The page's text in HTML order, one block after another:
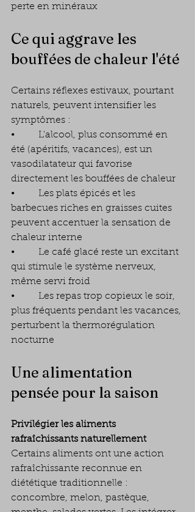
perte en minéraux
Ce qui aggrave les
bouffées de chaleur l'été
Certains réflexes estivaux, pourtant
naturels, peuvent intensifier les
symptômes :
•        L'alcool, plus consommé en
été (apéritifs, vacances), est un
vasodilatateur qui favorise
directement les bouffées de chaleur
•        Les plats épicés et les
barbecues riches en graisses cuites
peuvent accentuer la sensation de
chaleur interne
•        Le café glacé reste un excitant
qui stimule le système nerveux,
même servi froid
•        Les repas trop copieux le soir,
plus fréquents pendant les vacances,
perturbent la thermorégulation
nocturne
Une alimentation
pensée pour la saison
Privilégier les aliments
rafraîchissants naturellement
Certains aliments ont une action
rafraîchissante reconnue en
diététique traditionnelle :
concombre, melon, pastèque,